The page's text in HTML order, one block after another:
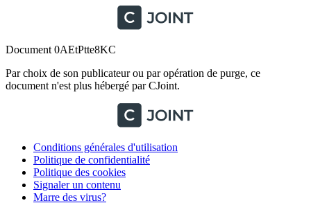
Document 0AEtPtte8KC
Par choix de son publicateur ou par opération de purge, ce
document n'est plus hébergé par CJoint.
Conditions générales d'utilisation
Politique de confidentialité
Politique des cookies
Signaler un contenu
Marre des virus?